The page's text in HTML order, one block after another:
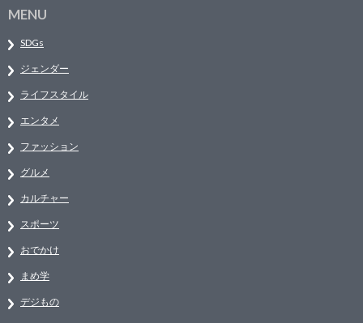
MENU
SDGs
ジェンダー
ライフスタイル
エンタメ
ファッション
グルメ
カルチャー
スポーツ
おでかけ
まめ学
デジもの